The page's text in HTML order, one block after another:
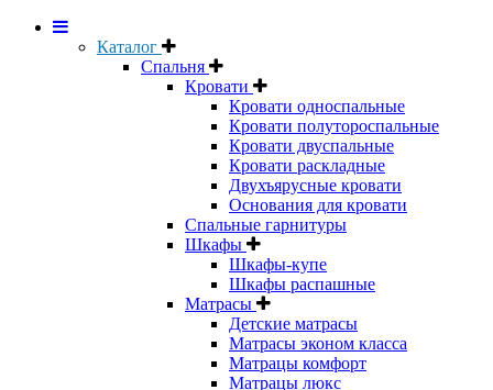
Каталог
Спальня
Кровати
Кровати односпальные
Кровати полутороспальные
Кровати двуспальные
Кровати раскладные
Двухъярусные кровати
Основания для кровати
Спальные гарнитуры
Шкафы
Шкафы-купе
Шкафы распашные
Матрасы
Детские матрасы
Матрасы эконом класса
Матрацы комфорт
Матрацы люкс